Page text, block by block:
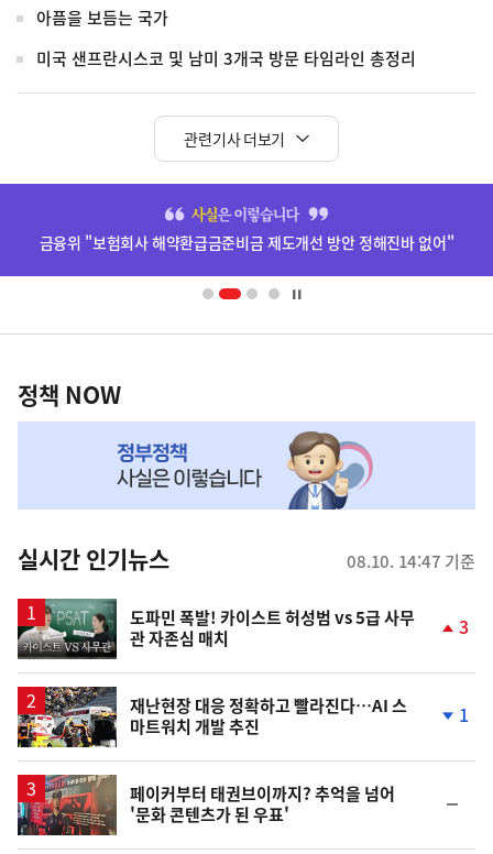
아픔을 보듬는 국가
미국 샌프란시스코 및 남미 3개국 방문 타임라인 총정리
관련기사 더보기
영
금융위 "보험회사 해약환급금준비금 제도개선 방안 정해진바 없어"
책
NOW,
뉴
스
정책 NOW
실시간 인기뉴스 08.10. 14:47 기준
영
상
도파민 폭발! 카이스트 허성범 vs 5급 사무
관 자존심 매치
3
재난현장 대응 정확하고 빨라진다…AI 스
마트워치 개발 추진
1
페이커부터 태권브이까지? 추억을 넘어
'문화 콘텐츠가 된 우표'